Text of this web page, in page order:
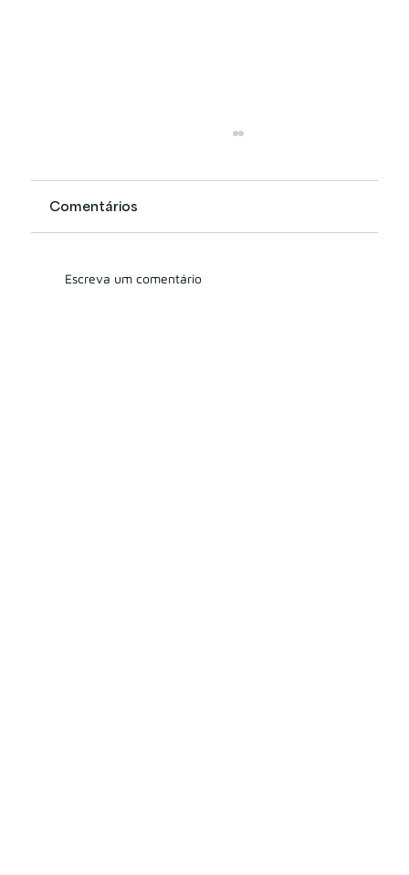
Comentários
Escreva um comentário